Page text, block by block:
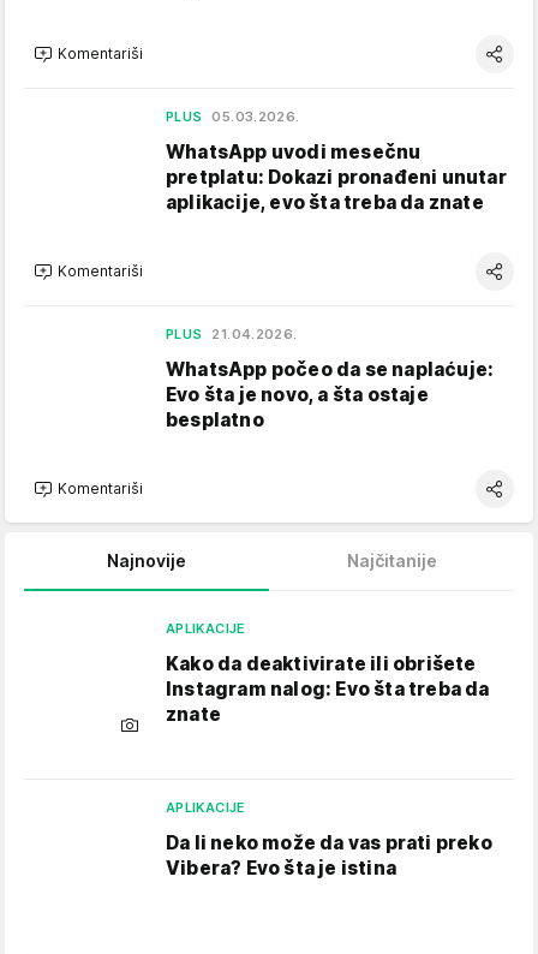
Komentariši
PLUS 05.03.2026.
WhatsApp uvodi mesečnu
pretplatu: Dokazi pronađeni unutar
aplikacije, evo šta treba da znate
Komentariši
PLUS 21.04.2026.
WhatsApp počeo da se naplaćuje:
Evo šta je novo, a šta ostaje
besplatno
Komentariši
Najnovije Najčitanije
APLIKACIJE
Kako da deaktivirate ili obrišete
Instagram nalog: Evo šta treba da
znate
APLIKACIJE
Da li neko može da vas prati preko
Vibera? Evo šta je istina